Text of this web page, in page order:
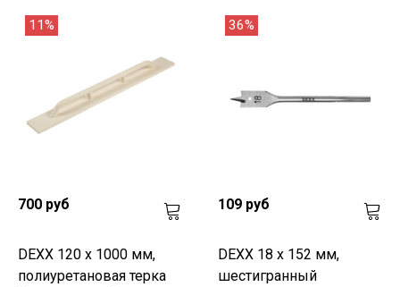
11%
700 руб
DEXX 120 х 1000 мм,
полиуретановая терка
36%
109 руб
DEXX 18 x 152 мм,
шестигранный